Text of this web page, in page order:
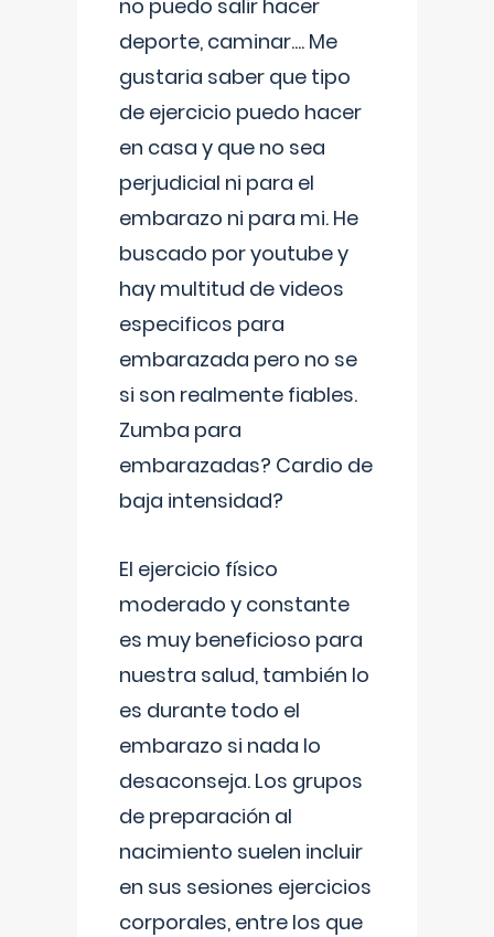
no puedo salir hacer
deporte, caminar.... Me
gustaria saber que tipo
de ejercicio puedo hacer
en casa y que no sea
perjudicial ni para el
embarazo ni para mi. He
buscado por youtube y
hay multitud de videos
especificos para
embarazada pero no se
si son realmente fiables.
Zumba para
embarazadas? Cardio de
baja intensidad?
El ejercicio físico
moderado y constante
es muy beneficioso para
nuestra salud, también lo
es durante todo el
embarazo si nada lo
desaconseja. Los grupos
de preparación al
nacimiento suelen incluir
en sus sesiones ejercicios
corporales, entre los que